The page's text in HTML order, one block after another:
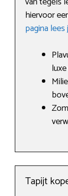
hiervoor
pagina
Tapijt